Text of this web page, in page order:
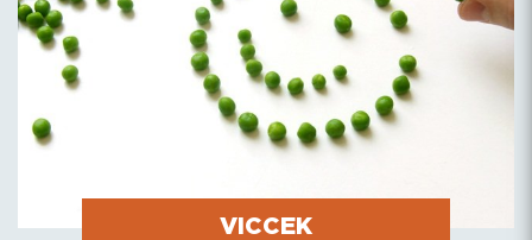
VICCEK